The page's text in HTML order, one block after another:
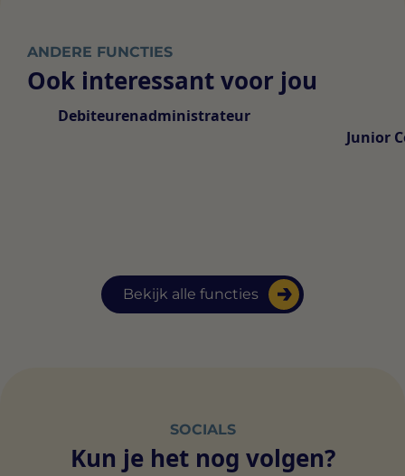
ANDERE FUNCTIES
Ook interessant voor jou
Bekijk alle functies
Debiteurenadministrateur
Junior
SOCIALS
Kun je het nog volgen?